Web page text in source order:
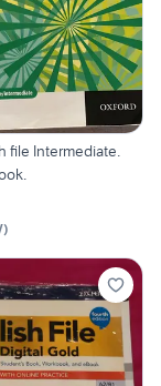
file Intermediate.
)